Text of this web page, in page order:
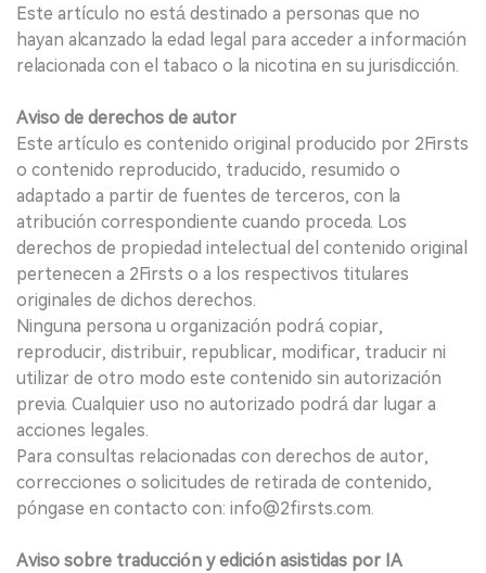
Este artículo no está destinado a personas que no
hayan alcanzado la edad legal para acceder a información
relacionada con el tabaco o la nicotina en su jurisdicción.
Aviso de derechos de autor
Este artículo es contenido original producido por 2Firsts
o contenido reproducido, traducido, resumido o
adaptado a partir de fuentes de terceros, con la
atribución correspondiente cuando proceda. Los
derechos de propiedad intelectual del contenido original
pertenecen a 2Firsts o a los respectivos titulares
originales de dichos derechos.
Ninguna persona u organización podrá copiar,
reproducir, distribuir, republicar, modificar, traducir ni
utilizar de otro modo este contenido sin autorización
previa. Cualquier uso no autorizado podrá dar lugar a
acciones legales.
Para consultas relacionadas con derechos de autor,
correcciones o solicitudes de retirada de contenido,
póngase en contacto con: info@2firsts.com.
Aviso sobre traducción y edición asistidas por IA